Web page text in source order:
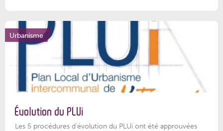
Urbanisme
Évolution du PLUi
Les 5 procédures d’évolution du PLUi ont été approuvées